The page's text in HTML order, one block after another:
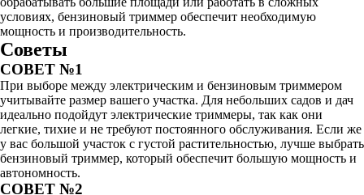
условиях, бензиновый триммер обеспечит необходимую
мощность и производительность.
Советы
СОВЕТ №1
При выборе между электрическим и бензиновым триммером
учитывайте размер вашего участка. Для небольших садов и дач
идеально подойдут электрические триммеры, так как они
легкие, тихие и не требуют постоянного обслуживания. Если же
у вас большой участок с густой растительностью, лучше выбрать
бензиновый триммер, который обеспечит большую мощность и
автономность.
СОВЕТ №2